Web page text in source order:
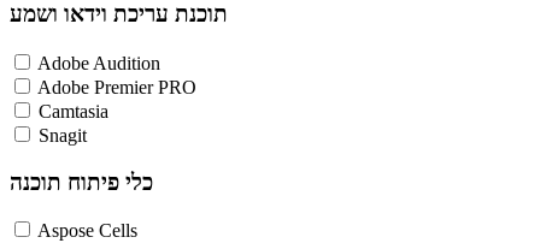
תוכנת עריכת וידאו ושמע
Adobe Audition
Adobe Premier PRO
Camtasia
Snagit
כלי פיתוח תוכנה
Aspose Cells